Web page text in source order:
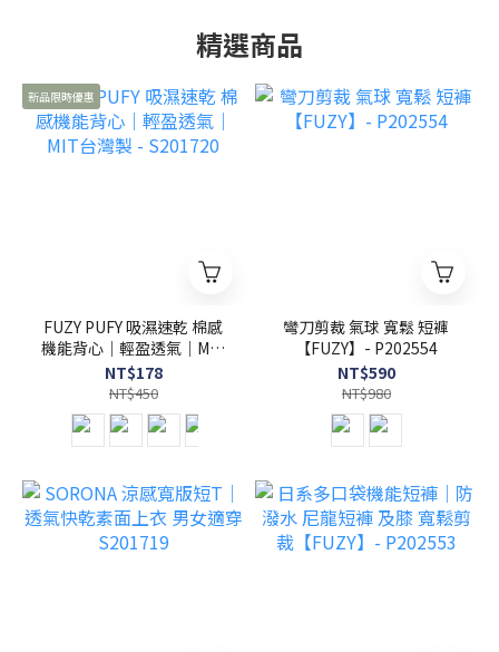
精選商品
新品限時優惠
FUZY PUFY 吸濕速乾 棉感
機能背心｜輕盈透氣｜MIT
台灣製 - S201720
NT$178
NT$450
彎刀剪裁 氣球 寬鬆 短褲
【FUZY】- P202554
NT$590
NT$980